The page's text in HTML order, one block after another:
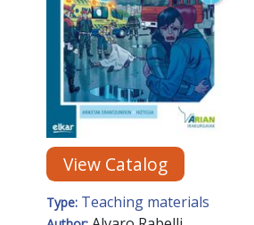
View Catalog
Type: Teaching materials